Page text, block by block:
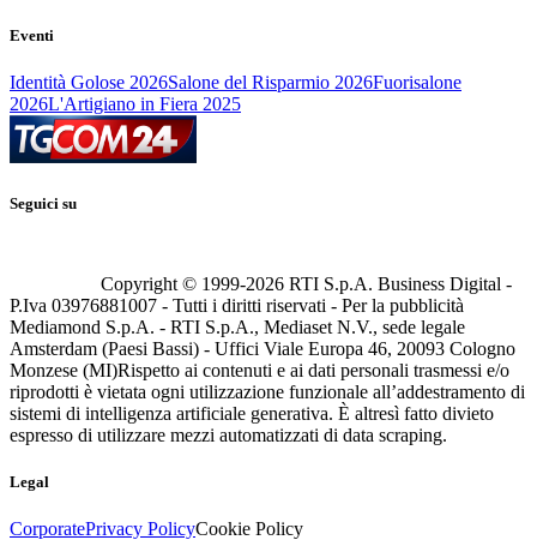
Eventi
Identità Golose 2026Salone del Risparmio 2026Fuorisalone
2026L'Artigiano in Fiera 2025
Seguici su
Copyright © 1999-2026 RTI S.p.A. Business Digital -
P.Iva 03976881007 - Tutti i diritti riservati - Per la pubblicità
Mediamond S.p.A. - RTI S.p.A., Mediaset N.V., sede legale
Amsterdam (Paesi Bassi) - Uffici Viale Europa 46, 20093 Cologno
Monzese (MI)Rispetto ai contenuti e ai dati personali trasmessi e/o
riprodotti è vietata ogni utilizzazione funzionale all’addestramento di
sistemi di intelligenza artificiale generativa. È altresì fatto divieto
espresso di utilizzare mezzi automatizzati di data scraping.
Legal
CorporatePrivacy PolicyCookie Policy